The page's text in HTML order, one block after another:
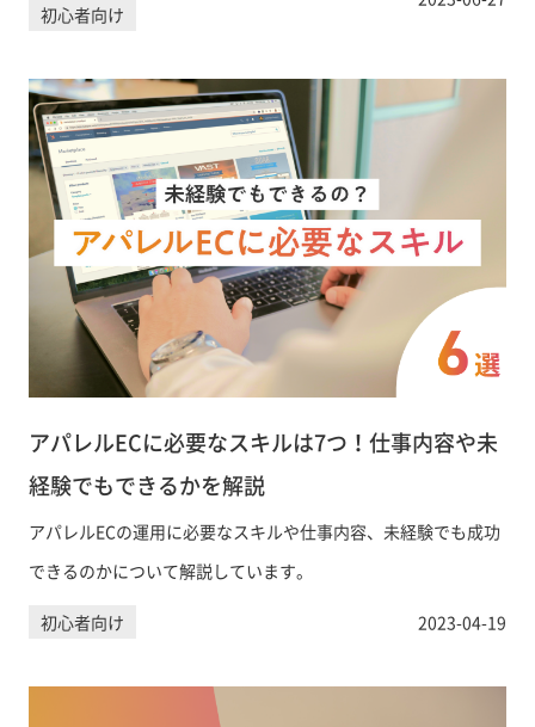
初心者向け
アパレルECに必要なスキルは7つ！仕事内容や未
経験でもできるかを解説
アパレルECの運用に必要なスキルや仕事内容、未経験でも成功
できるのかについて解説しています。
初心者向け 2023-04-19